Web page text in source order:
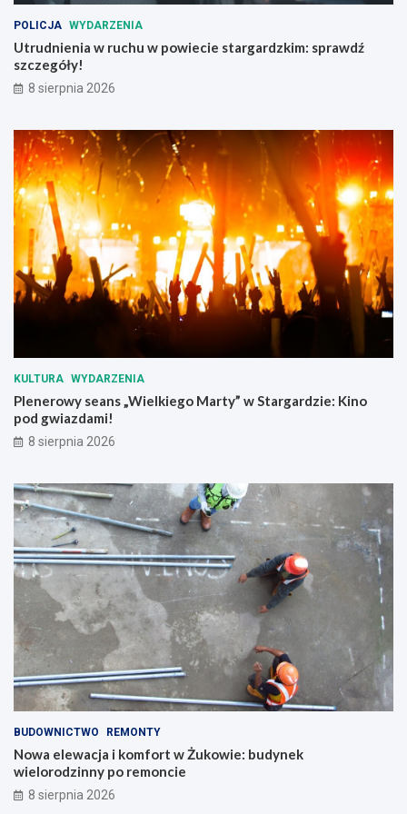
y
t
w
i
n
y
w
y
c
h
!
s
p
r
a
w
d
z
c
z
e
g
ó
ł
y
!
POLICJA WYDARZENIA
Utrudnienia w ruchu w powiecie stargardzkim: sprawdź
szczegóły!
8 sierpnia 2026
KULTURA WYDARZENIA
Plenerowy seans „Wielkiego Marty” w Stargardzie: Kino
pod gwiazdami!
8 sierpnia 2026
BUDOWNICTWO REMONTY
Nowa elewacja i komfort w Żukowie: budynek
wielorodzinny po remoncie
8 sierpnia 2026